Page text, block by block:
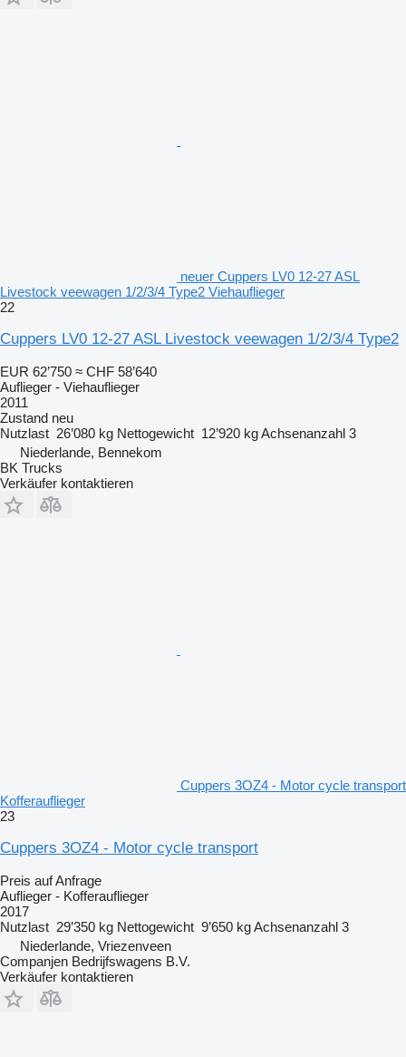
neuer Cuppers LV0 12-27 ASL
Livestock veewagen 1/2/3/4 Type2 Viehauflieger
22
Cuppers LV0 12-27 ASL Livestock veewagen 1/2/3/4 Type2
EUR 62’750 ≈ CHF 58’640
Auflieger - Viehauflieger
2011
Zustand neu
Nutzlast 26’080 kg Nettogewicht 12’920 kgAchsenanzahl 3
Niederlande, Bennekom
BK Trucks
Verkäufer kontaktieren
Cuppers 3OZ4 - Motor cycle transport
Kofferauflieger
23
Cuppers 3OZ4 - Motor cycle transport
Preis auf Anfrage
Auflieger - Kofferauflieger
2017
Nutzlast 29’350 kg Nettogewicht 9’650 kgAchsenanzahl 3
Niederlande, Vriezenveen
Companjen Bedrijfswagens B.V.
Verkäufer kontaktieren